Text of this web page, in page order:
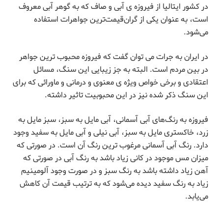
در کشور ایتالیا از فیروزه ی آبی و صاف که به گوهر آبی معروف
است، به عنوان یکی از گران‌قیمت‌ترین جواهرات استفاده
می‌شود.
در ایران به جرات می توان گفت که فیروزه محبوب ترین جواهر
در بین مردم است. البته به جز زیبایی این سنگ، مسائل
اعتقادی و برخی خواص ویژه ی معنوی و درمانی و ماورائی که برای
این سنگ ذکر شده نیز در این محبوبیت تاثیر داشته.
فیروزه به رنگ‌های آبی آسمانی، آبی مایل به سبز، سبز مایل به
زرد، خاکستری مایل به سبز، آبی نیلی و آبی مایل به سفید وجود
دارد. رنگ آبی آسمانی مرغوب ترین رنگ آن است. در صورتی که
میزان مس موجود در کانی زیاد باشد به رنگ آبی در صورتی که
آهن زیاد داشته باشد به رنگ سبز و در صورت وجود آلومینیم
زیاد به رنگ سفید دیده می‌شود که به ترتیب قیمت آن کاهش
می‌یابد.